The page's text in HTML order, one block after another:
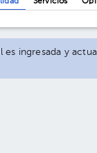
ingresada y